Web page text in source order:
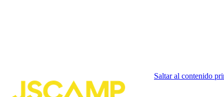
Saltar al contenido